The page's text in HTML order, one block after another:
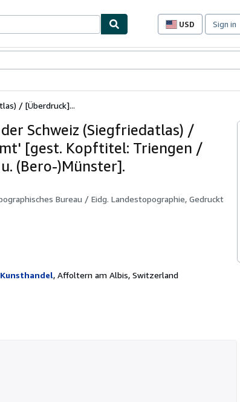
USD
Site
preferences
Sign in
/ [Überdruck]...
Schweiz (Siegfriedatlas) /
[gest. Kopftitel: Triengen /
(Bero-)Münster].
Bureau / Eidg. Landestopographie, Gedruckt
, Affoltern am Albis, Switzerland